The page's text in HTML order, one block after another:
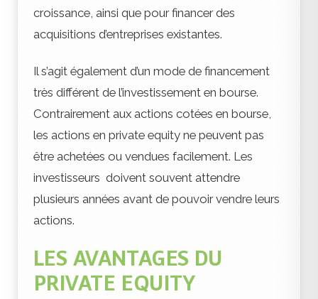
croissance, ainsi que pour financer des
acquisitions d’entreprises existantes.
Il s’agit également d’un mode de financement
très différent de l’investissement en bourse.
Contrairement aux actions cotées en bourse,
les actions en private equity ne peuvent pas
être achetées ou vendues facilement. Les
investisseurs doivent souvent attendre
plusieurs années avant de pouvoir vendre leurs
actions.
LES AVANTAGES DU
PRIVATE EQUITY